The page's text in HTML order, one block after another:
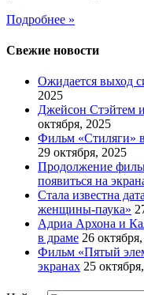
Подробнее »
Свежие новости
Ожидается выход
2025
Джейсон Стэйтем
октября, 2025
Фильм «Стиляги»
29 октября, 2025
Продолжение
появиться на
Стала известна
женщины-паука»
Адриа Архона и
в драме 26
Фильм «Пятый
экранах 25